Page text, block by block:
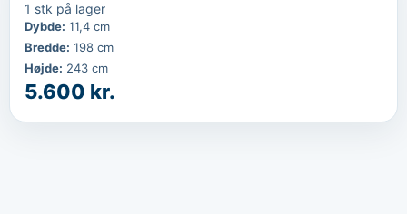
1 stk på lager
Dybde: 11,4 cm
Bredde: 198 cm
Højde: 243 cm
5.600 kr.